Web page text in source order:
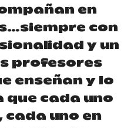
en
con
y un
profesores
enseñan y lo
cada uno
cada uno en